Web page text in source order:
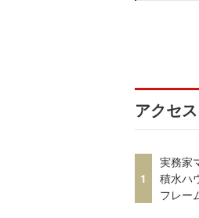
アクセ
1
実務家
積水ハ
フレー